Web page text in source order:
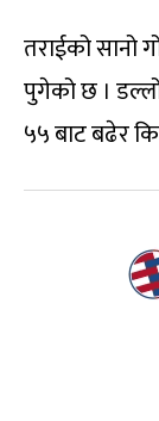
तराईको सानो
पुगेको छ ।
५५ बाट बढेर